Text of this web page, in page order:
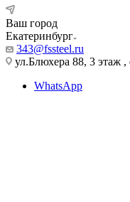
Ваш город
Екатеринбург
343@fssteel.ru
ул.Блюхера 88, 3 этаж
WhatsApp